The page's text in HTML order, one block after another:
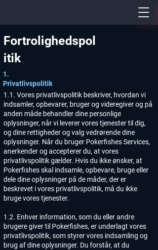
Fortrolighedspol
itik
1.
Privatlivspolitik
1.1. Vores privatlivspolitik beskriver, hvordan vi
indsamler, opbevarer, bruger og videregiver og på
anden måde behandler dine personlige
oplysninger, når vi leverer vores tjenester til dig,
og dine rettigheder og valg vedrørende dine
oplysninger. Når du bruger Pokerfishes Services,
anerkender og accepterer du, at vores
privatlivspolitik gælder. Hvis du ikke ønsker, at
Pokerfishes skal indsamle, opbevare, bruge eller
dele dine oplysninger på de måder, der er
beskrevet i vores privatlivspolitik, må du ikke
bruge vores tjenester.
1.2. Enhver information, som du eller andre
brugere giver til Pokerfishes, er underlagt vores
privatlivspolitik, som styrer vores indsamling og
brug af dine oplysninger. Du forstår, at du